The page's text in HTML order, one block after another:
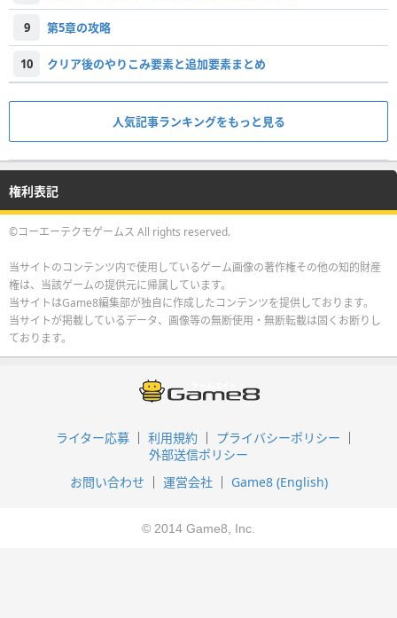
9 第5章の攻略
10 クリア後のやりこみ要素と追加要素まとめ
人気記事ランキングをもっと見る
権利表記
©コーエーテクモゲームス All rights reserved.
当サイトのコンテンツ内で使用しているゲーム画像の著作権その他の知的財産
権は、当該ゲームの提供元に帰属しています。
当サイトはGame8編集部が独自に作成したコンテンツを提供しております。
当サイトが掲載しているデータ、画像等の無断使用・無断転載は固くお断りし
ております。
ライター応募 利用規約
プライバシーポリシー
外部送信ポリシー
お問い合わせ
運営会社 Game8 (English)
© 2014 Game8, Inc.